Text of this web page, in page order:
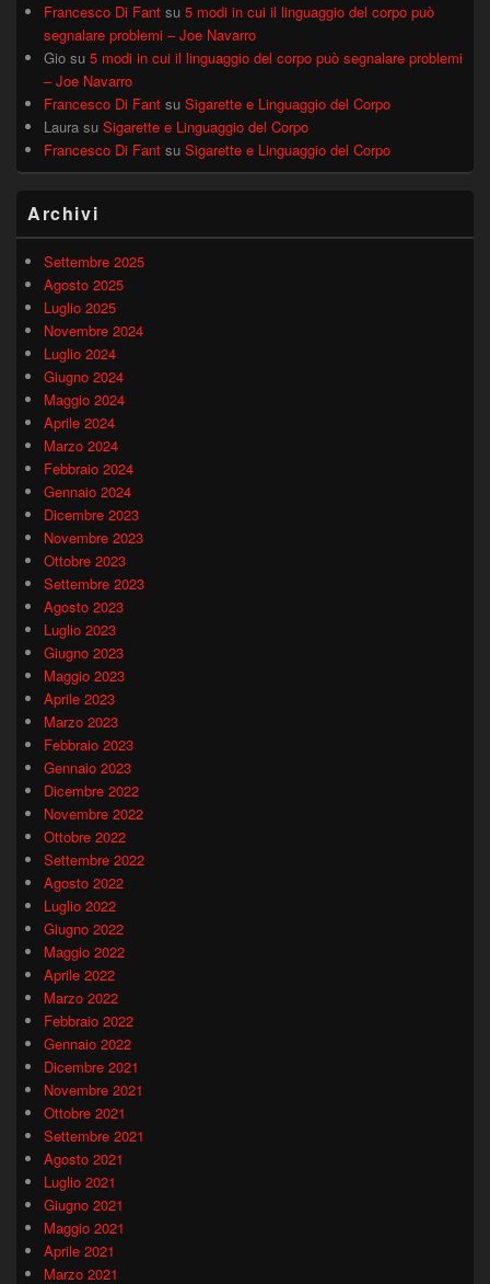
Francesco Di Fant su 5 modi in cui il linguaggio del corpo può
segnalare problemi – Joe Navarro
Gio su 5 modi in cui il linguaggio del corpo può segnalare problemi
– Joe Navarro
Francesco Di Fant su Sigarette e Linguaggio del Corpo
Laura su Sigarette e Linguaggio del Corpo
Francesco Di Fant su Sigarette e Linguaggio del Corpo
Archivi
Settembre 2025
Agosto 2025
Luglio 2025
Novembre 2024
Luglio 2024
Giugno 2024
Maggio 2024
Aprile 2024
Marzo 2024
Febbraio 2024
Gennaio 2024
Dicembre 2023
Novembre 2023
Ottobre 2023
Settembre 2023
Agosto 2023
Luglio 2023
Giugno 2023
Maggio 2023
Aprile 2023
Marzo 2023
Febbraio 2023
Gennaio 2023
Dicembre 2022
Novembre 2022
Ottobre 2022
Settembre 2022
Agosto 2022
Luglio 2022
Giugno 2022
Maggio 2022
Aprile 2022
Marzo 2022
Febbraio 2022
Gennaio 2022
Dicembre 2021
Novembre 2021
Ottobre 2021
Settembre 2021
Agosto 2021
Luglio 2021
Giugno 2021
Maggio 2021
Aprile 2021
Marzo 2021